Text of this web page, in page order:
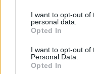
not limited to your visit
grant or deny consent
use your data for below
consent section.
I want to opt-out of
personal data.
Opted In
I want to opt-out of
Personal Data.
Opted In